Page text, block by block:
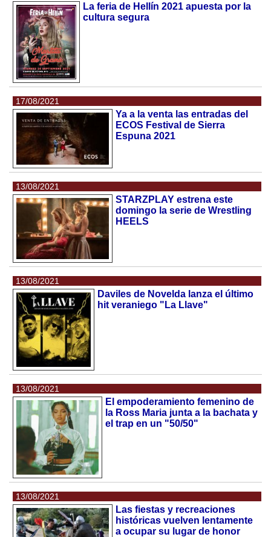
La feria de Hellín 2021 apuesta por la
cultura segura
17/08/2021
Ya a la venta las entradas del
ECOS Festival de Sierra
Espuna 2021
13/08/2021
STARZPLAY estrena este
domingo la serie de Wrestling
HEELS
13/08/2021
Daviles de Novelda lanza el último
hit veraniego "La Llave"
13/08/2021
El empoderamiento femenino de
la Ross Maria junta a la bachata y
el trap en un "50/50"
13/08/2021
Las fiestas y recreaciones
históricas vuelven lentamente
a ocupar su lugar de honor